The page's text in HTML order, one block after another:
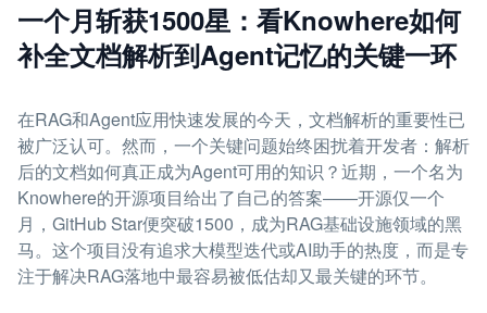
一个月斩获1500星：看Knowhere如何
补全文档解析到Agent记忆的关键一环
在RAG和Agent应用快速发展的今天，文档解析的重要性已
被广泛认可。然而，一个关键问题始终困扰着开发者：解析
后的文档如何真正成为Agent可用的知识？近期，一个名为
Knowhere的开源项目给出了自己的答案——开源仅一个
月，GitHub Star便突破1500，成为RAG基础设施领域的黑
马。这个项目没有追求大模型迭代或AI助手的热度，而是专
注于解决RAG落地中最容易被低估却又最关键的环节。